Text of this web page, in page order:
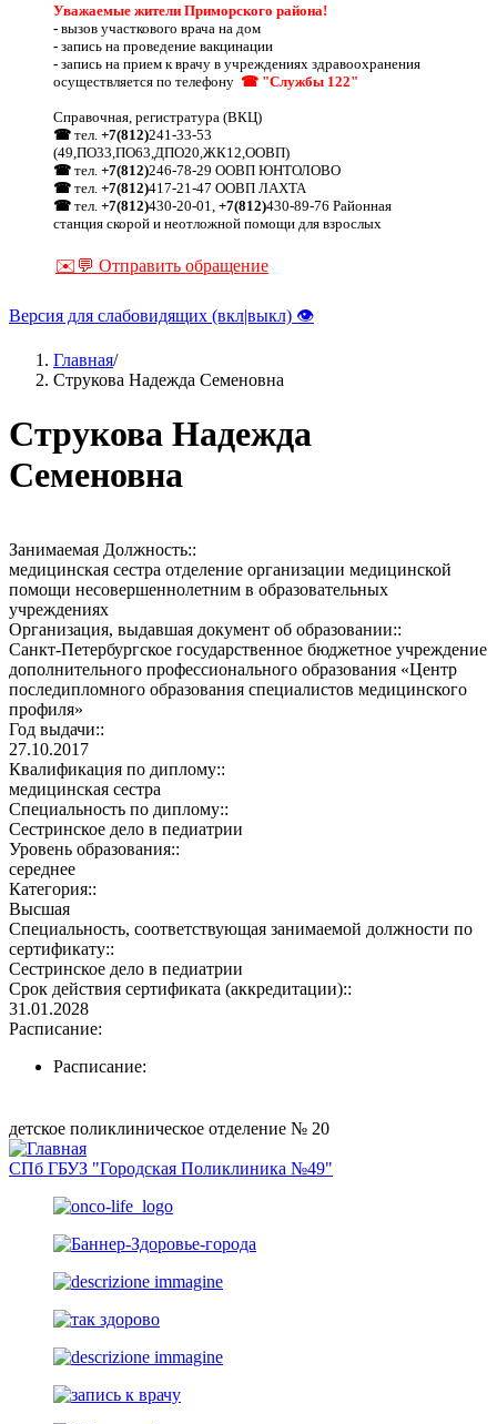
Уважаемые жители Приморского района!
- вызов участкового врача на дом
- запись на проведение вакцинации
- запись на прием к врачу в учреждениях здравоохранения
осуществляется по телефону ☎ "Службы 122"
Справочная, регистратура (ВКЦ)
☎ тел. +7(812)241-33-53
(49,ПО33,ПО63,ДПО20,ЖК12,ООВП)
☎ тел. +7(812)246-78-29 ООВП ЮНТОЛОВО
☎ тел. +7(812)417-21-47 ООВП ЛАХТА
☎ тел. +7(812)430-20-01, +7(812)430-89-76 Районная
станция скорой и неотложной помощи для взрослых
✉️💬 Отправить обращение
Версия для слабовидящих (вкл|выкл) 👁
Строка
навигации
Главная/
Струкова Надежда Семеновна
Струкова Надежда
Семеновна
Занимаемая Должность::
медицинская сестра отделение организации медицинской
помощи несовершеннолетним в образовательных
учреждениях
Организация, выдавшая документ об образовании::
Санкт-Петербургское государственное бюджетное учреждение
дополнительного профессионального образования «Центр
последипломного образования специалистов медицинского
профиля»
Год выдачи::
27.10.2017
Квалификация по диплому::
медицинская сестра
Специальность по диплому::
Сестринское дело в педиатрии
Уровень образования::
середнее
Категория::
Высшая
Специальность, соответствующая занимаемой должности по
сертификату::
Сестринское дело в педиатрии
Срок действия сертификата (аккредитации)::
31.01.2028
Расписание:
Расписание:
детское поликлиническое отделение № 20
СПб ГБУЗ "Городская Поликлиника №49"